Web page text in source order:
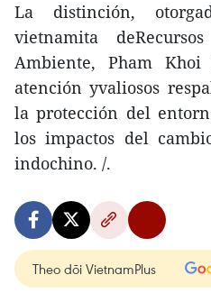
La distinción,
vietnamita
Ambiente, Pham
atención yvaliosos
la protección del
los impactos del
indochino. /.
Theo dõi VietnamPlus